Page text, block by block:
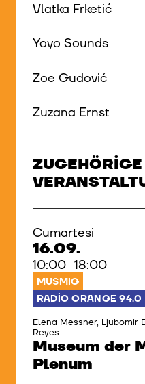
Vlatka Frketić
Yoyo Sounds
Zoe Gudović
Zuzana Ernst
ZUGEHÖRIGE
Cumartesi
16.09.
10:00–18:00
MUSMIG
RADIO ORANGE 94.0
Elena Messner, Ljubomir
Reyes
Museum der
Plenum